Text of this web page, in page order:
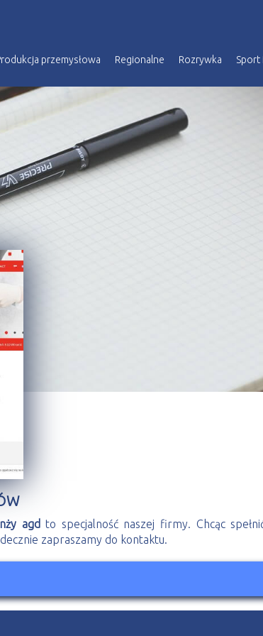
przemysłowa Regionalne Rozrywka Sport
agd to specjalność naszej firmy. Chcąc
zapraszamy do kontaktu.